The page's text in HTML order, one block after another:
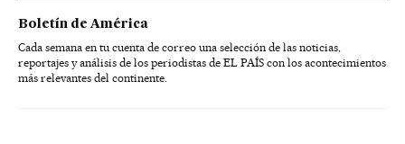
Boletín de América
Cada semana en tu cuenta de correo una selección de las noticias,
reportajes y análisis de los periodistas de EL PAÍS con los acontecimientos
más relevantes del continente.